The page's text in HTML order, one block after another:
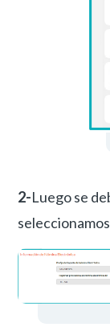
2-Luego se
seleccionamos